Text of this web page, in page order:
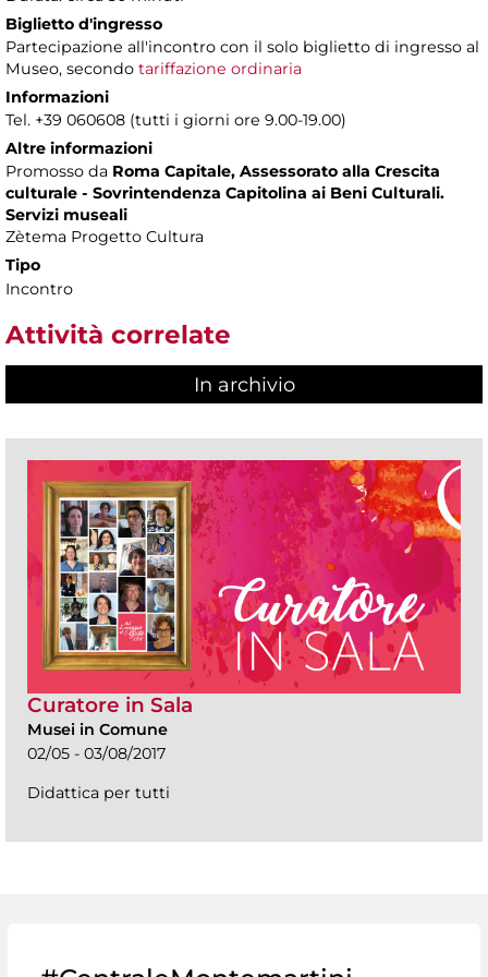
Biglietto d'ingresso
Partecipazione all'incontro con il solo biglietto di ingresso al
Museo, secondo tariffazione ordinaria
Informazioni
Tel. +39 060608 (tutti i giorni ore 9.00-19.00)
Altre informazioni
Promosso da Roma Capitale, Assessorato alla Crescita
culturale - Sovrintendenza Capitolina ai Beni Culturali.
Servizi museali
Zètema Progetto Cultura
Tipo
Incontro
Attività correlate
In archivio
Curatore in Sala
Musei in Comune
02/05 - 03/08/2017
Didattica per tutti